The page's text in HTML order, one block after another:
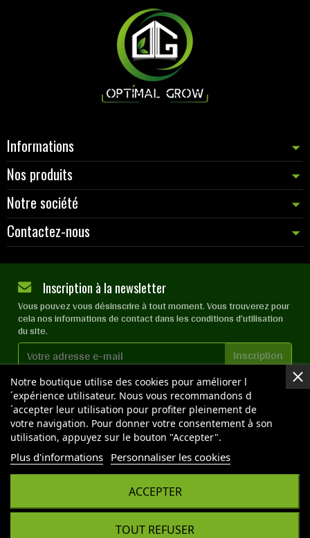
NOS BOUTIQUES
Informations
Nos produits
Notre société
Contactez-nous
Notre boutique utilise des cookies pour améliorer l
´expérience utilisateur. Nous vous recommandons d
´accepter leur utilisation pour profiter pleinement de
votre navigation. Pour donner votre consentement à son
utilisation, appuyez sur le bouton "Accepter".
Plus d'informations Personnaliser les cookies
TOUT REFUSER
ACCEPTER
Inscription à la newsletter
Vous pouvez vous désinscrire à tout moment. Vous trouverez pour
cela nos informations de contact dans les conditions d'utilisation
du site.
J'accepte lesconditions généraleset lapolitique de
confidentialité
Copyright © 2026 OPTIMAL GROW - Tous droits réservés
- Reproduction interdite sans autorisation - Site
réalisé par :InSitWeb - Web agency